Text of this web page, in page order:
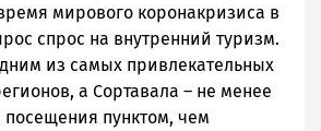
мирового коронакризиса в
спрос на внутренний туризм.
из самых привлекательных
а Сортавала – не менее
пунктом, чем